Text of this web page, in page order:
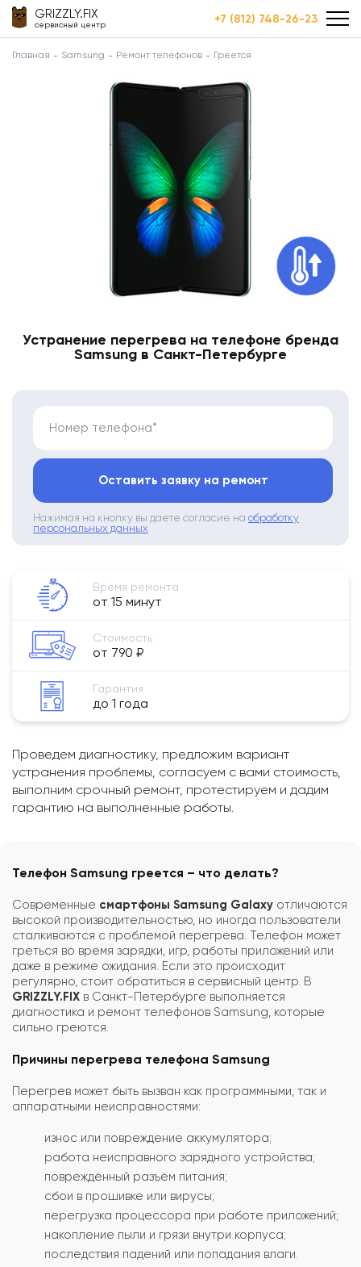
GRIZZLY.FIX
сервисный центр +7 (812) 748-26-23
Главная Samsung Ремонт телефонов Греется
Устранение перегрева на телефоне бренда
Samsung в Санкт-Петербурге
Номер телефона*
Оставить заявку на ремонт
Нажимая на кнопку вы даете согласие на обработку
персональных данных
Время ремонта
от 15 минут
Стоимость
от 790 ₽
Гарантия
до 1 года
Проведем диагностику, предложим вариант
устранения проблемы, согласуем с вами стоимость,
выполним срочный ремонт, протестируем и дадим
гарантию на выполненные работы.
Телефон Samsung греется – что делать?
Современные смартфоны Samsung Galaxy отличаются
высокой производительностью, но иногда пользователи
сталкиваются с проблемой перегрева. Телефон может
греться во время зарядки, игр, работы приложений или
даже в режиме ожидания. Если это происходит
регулярно, стоит обратиться в сервисный центр. В
GRIZZLY.FIX в Санкт-Петербурге выполняется
диагностика и ремонт телефонов Samsung, которые
сильно греются.
Причины перегрева телефона Samsung
Перегрев может быть вызван как программными, так и
аппаратными неисправностями:
износ или повреждение аккумулятора;
работа неисправного зарядного устройства;
повреждённый разъём питания;
сбои в прошивке или вирусы;
перегрузка процессора при работе приложений;
накопление пыли и грязи внутри корпуса;
последствия падений или попадания влаги.